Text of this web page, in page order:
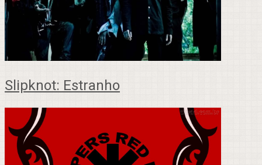
Slipknot: Estranho